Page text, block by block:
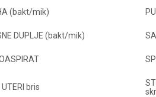
(bakt/mik)
DUPLJE (bakt/mik)
bris